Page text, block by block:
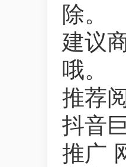
除。
建议
哦。
推荐
抖音
推广